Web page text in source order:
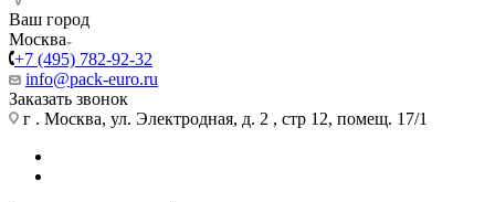
Ваш город
Москва
+7 (495) 782-92-32
info@pack-euro.ru
Заказать звонок
г . Москва, ул. Электродная, д. 2 , стр 12, помещ. 17/1